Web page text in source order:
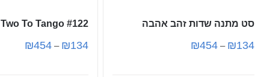
סט מתנה שדות זהב אהבה
₪134
–
₪454
Two To Tango #122
₪134
–
₪454